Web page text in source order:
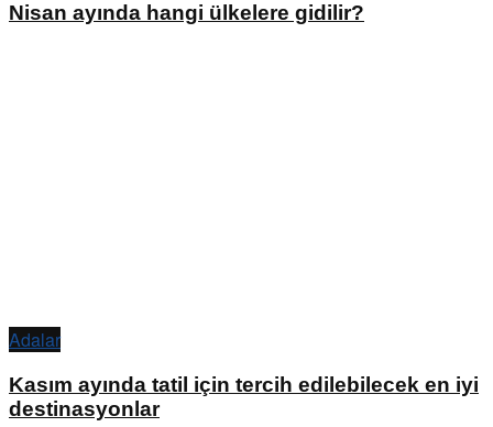
Nisan ayında hangi ülkelere gidilir?
Adalar
Kasım ayında tatil için tercih edilebilecek en iyi
destinasyonlar